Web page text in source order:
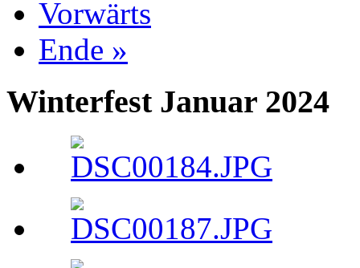
Vorwärts
Ende »
Winterfest Januar 2024